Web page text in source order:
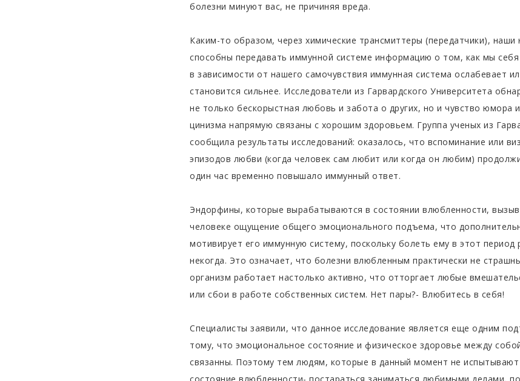
болезни минуют вас, не причиняя вреда.
Каким-то образом, через химические трансмиттеры (передатчики), наши
способны передавать иммунной системе информацию о том, как мы себя
в зависимости от нашего самочувствия иммунная система ослабевает
становится сильнее. Исследователи из Гарвардского Университета
не только бескорыстная любовь и забота о других, но и чувство юмора
цинизма напрямую связаны с хорошим здоровьем. Группа ученых из
сообщила результаты исследований: оказалось, что вспоминание или
эпизодов любви (когда человек сам любит или когда он любим)
один час временно повышало иммунный ответ.
Эндорфины, которые вырабатываются в состоянии влюбленности,
человеке ощущение общего эмоционального подъема, что
мотивирует его иммунную систему, поскольку болеть ему в этот период
некогда. Это означает, что болезни влюбленным практически не
организм работает настолько активно, что отторгает любые
или сбои в работе собственных систем. Нет пары?- Влюбитесь в себя!
Специалисты заявили, что данное исследование является еще одним
тому, что эмоциональное состояние и физическое здоровье между
связанны. Поэтому тем людям, которые в данный момент не испытывают